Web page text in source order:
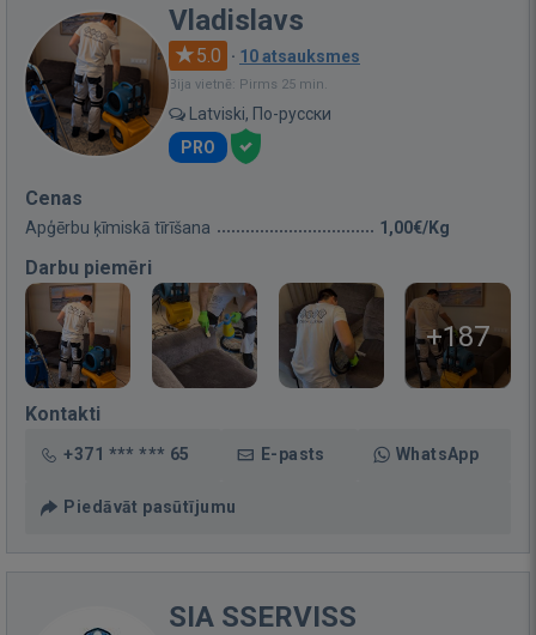
Vladislavs
5.0 · 10 atsauksmes
Bija vietnē: Pirms 25 min.
Latviski, По-русски
PRO
Cenas
Apģērbu ķīmiskā tīrīšana 1,00€/Kg
Darbu piemēri
+187
Kontakti
+371 *** *** 65 E-pasts WhatsApp
Piedāvāt pasūtījumu
SIA SSERVISS